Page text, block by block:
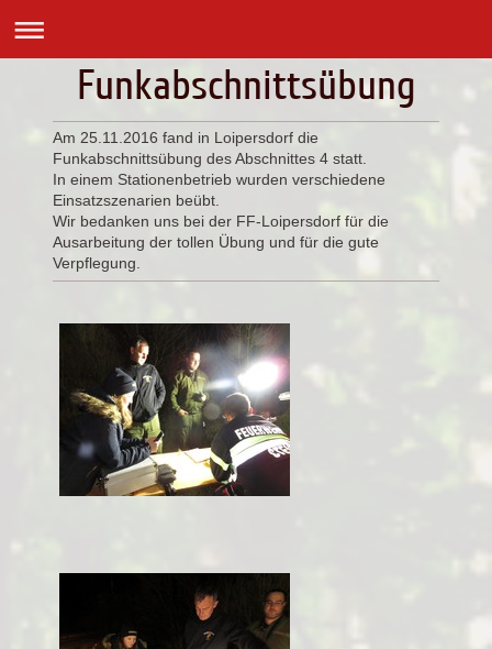
Funkabschnittsübung
Am 25.11.2016 fand in Loipersdorf die
Funkabschnittsübung des Abschnittes 4 statt.
In einem Stationenbetrieb wurden verschiedene
Einsatzszenarien beübt.
Wir bedanken uns bei der FF-Loipersdorf für die
Ausarbeitung der tollen Übung und für die gute
Verpflegung.